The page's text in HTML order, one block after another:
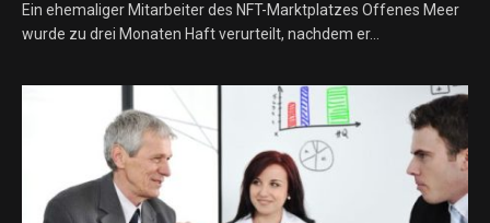
Ein ehemaliger Mitarbeiter des NFT-Marktplatzes Offenes Meer
wurde zu drei Monaten Haft verurteilt, nachdem er…